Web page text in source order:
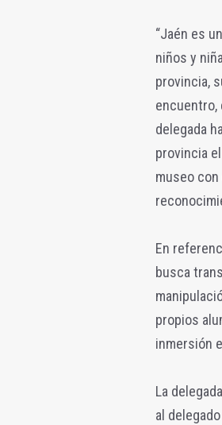
“Jaén es
niños y
provincia,
encuentro,
delegada
provincia
museo
En
busca
propios
inmersión
La
al